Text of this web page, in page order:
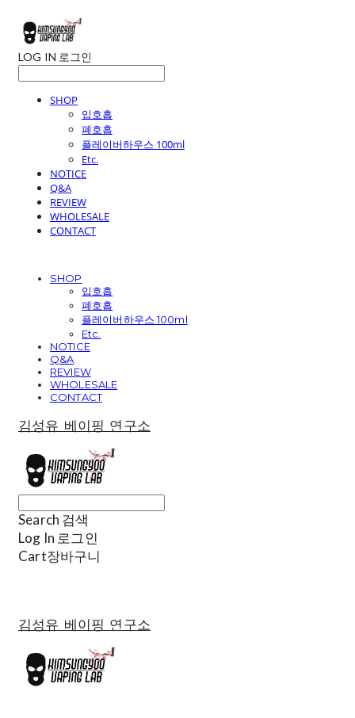
LOG IN 로그인
SHOP
입호흡
폐호흡
플레이버하우스 100ml
Etc.
NOTICE
Q&A
REVIEW
WHOLESALE
CONTACT
SHOP
입호흡
폐호흡
플레이버하우스 100ml
Etc.
NOTICE
Q&A
REVIEW
WHOLESALE
CONTACT
김성유 베이핑 연구소
Search 검색
Log In 로그인
Cart장바구니
김성유 베이핑 연구소